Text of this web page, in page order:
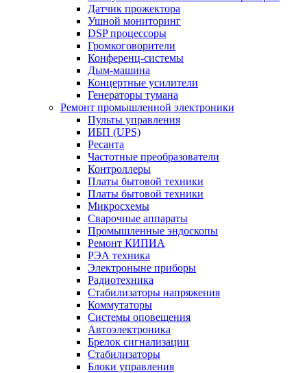
Датчик прожектора
Ушной мониторинг
DSP процессоры
Громкоговорители
Конференц-системы
Дым-машина
Концертные усилители
Генераторы тумана
Ремонт промышленной электроники
Пульты управления
ИБП (UPS)
Ресанта
Частотные преобразователи
Контроллеры
Платы бытовой техники
Платы бытовой техники
Микросхемы
Сварочные аппараты
Промышленные эндоскопы
Ремонт КИПИА
РЭА техника
Электроныне приборы
Радиотехника
Стабилизаторы напряжения
Коммутаторы
Системы оповещения
Автоэлектроника
Брелок сигнализации
Стабилизаторы
Блоки управления